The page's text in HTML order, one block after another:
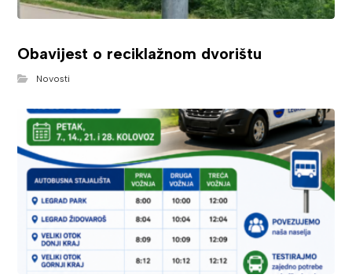
Obavijest o reciklažnom dvorištu
Novosti